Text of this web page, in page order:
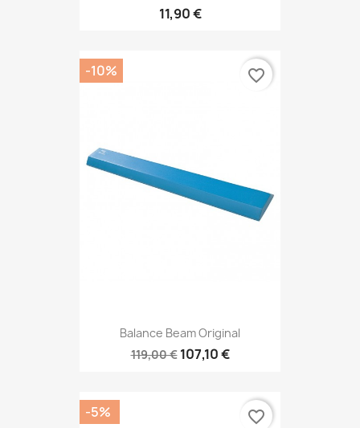
11,90 €
Balance Beam Original
119,00 € 107,10 €
-10% favorite_border
-5% favorite_border